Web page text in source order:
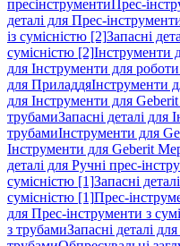
пресінструментиПрес-
деталі для Прес-
із сумісністю [2]Запасні
сумісністю [2]Інструменти
для Інструменти для
для ПриладдяІнструменти
для Інструменти для
трубамиЗапасні деталі для
трубамиІнструменти для
Інструменти для Geberit
деталі для Ручні прес-
сумісністю [1]Запасні
сумісністю [1]Прес-
для Прес-інструменти з
з трубамиЗапасні деталі